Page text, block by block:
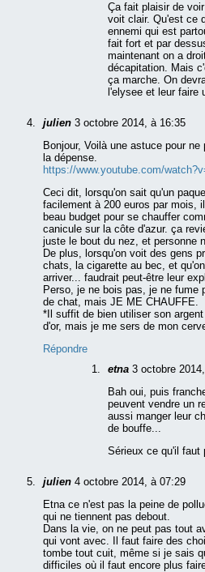
Ça fait plaisir de
voit clair. Qu'est ce
ennemi qui est
fait fort et par
maintenant on a
décapitation. Mais
ça marche. On
l'elysee et leur faire
julien 3 octobre 2014, à 16:35
Bonjour, Voilà une astuce pour
la dépense.
https://www.youtube.com/
Ceci dit, lorsqu'on sait qu'un
facilement à 200 euros par mois,
beau budget pour se chauffer
canicule sur la côte d'azur. ça
juste le bout du nez, et personne
De plus, lorsqu'on voit des gens
chats, la cigarette au bec, et
arriver... faudrait peut-être leur
Perso, je ne bois pas, je ne fume
de chat, mais JE ME CHAUFFE.
*Il suffit de bien utiliser son
d'or, mais je me sers de mon
Répondre
etna 3 octobre
Bah oui, puis
peuvent vendre un
aussi manger leur
de bouffe...
Sérieux ce qu'il faut
julien 4 octobre 2014, à 07:29
Etna ce n'est pas la peine de
qui ne tiennent pas debout.
Dans la vie, on ne peut pas tout
qui vont avec. Il faut faire des
tombe tout cuit, même si je sais
difficiles où il faut encore plus